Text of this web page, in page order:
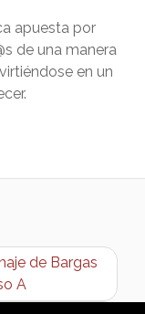
apuesta por
de una manera
en un
de Bargas
A